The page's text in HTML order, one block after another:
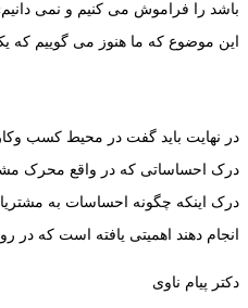
باشد را فراموش می کنیم و نمی
این موضوع که ما هنوز می گوییم که
در نهایت باید گفت در محیط کسب
درک احساساتی که در واقع محرک
درک اینکه چگونه احساسات به
انجام دهند اهمیتی یافته است که در
دکتر پیام ناوی